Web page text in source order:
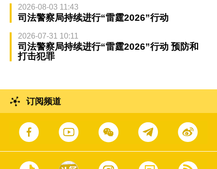
2026-08-03 11:43
司法警察局持续进行“雷霆2026”行动
2026-07-31 10:11
司法警察局持续进行“雷霆2026”行动 预防和
打击犯罪
订阅频道